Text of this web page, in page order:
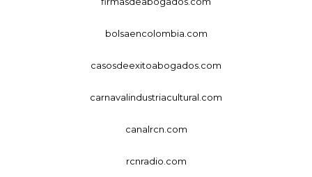
bolsaencolombia.com
casosdeexitoabogados.com
carnavalindustriacultural.com
canalrcn.com
rcnradio.com